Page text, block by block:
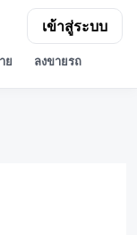
ย ลงขายรถ
เข้าสู่ระบบ